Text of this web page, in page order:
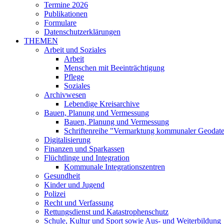
Termine 2026
Publikationen
Formulare
Datenschutzerklärungen
THEMEN
Arbeit und Soziales
Arbeit
Menschen mit Beeinträchtigung
Pflege
Soziales
Archivwesen
Lebendige Kreisarchive
Bauen, Planung und Vermessung
Bauen, Planung und Vermessung
Schriftenreihe "Vermarktung kommunaler
Digitalisierung
Finanzen und Sparkassen
Flüchtlinge und Integration
Kommunale Integrationszentren
Gesundheit
Kinder und Jugend
Polizei
Recht und Verfassung
Rettungsdienst und Katastrophenschutz
Schule, Kultur und Sport sowie Aus- und Weiterbildung